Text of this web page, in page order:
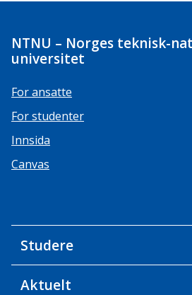
NTNU – Norges teknisk-
universitet
For ansatte
For studenter
Innsida
Canvas
Studere
Aktuelt